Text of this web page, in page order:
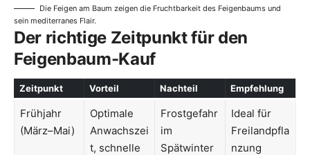
Die Feigen am Baum zeigen die Fruchtbarkeit des Feigenbaums und
sein mediterranes Flair.
Der richtige Zeitpunkt für den
Feigenbaum-Kauf
Zeitpunkt Vorteil Nachteil Empfehlung
Frühjahr
(März–Mai)
Optimale
Anwachszei
t, schnelle
Frostgefahr
im
Spätwinter
Ideal für
Freilandpfla
nzung